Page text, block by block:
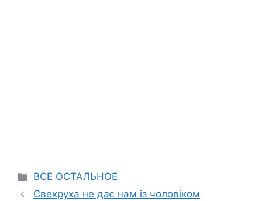
Categories
ВСЕ ОСТАЛЬНОЕ
Свекруха не дає нам із чоловіком